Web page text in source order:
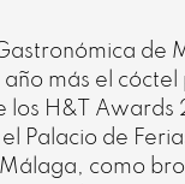
de
más el
los H&T Awards
Palacio de
como